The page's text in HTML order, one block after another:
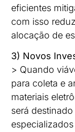
eficientes
com isso
alocação de
3) Novos
> Quando
para coleta e
materiais
será